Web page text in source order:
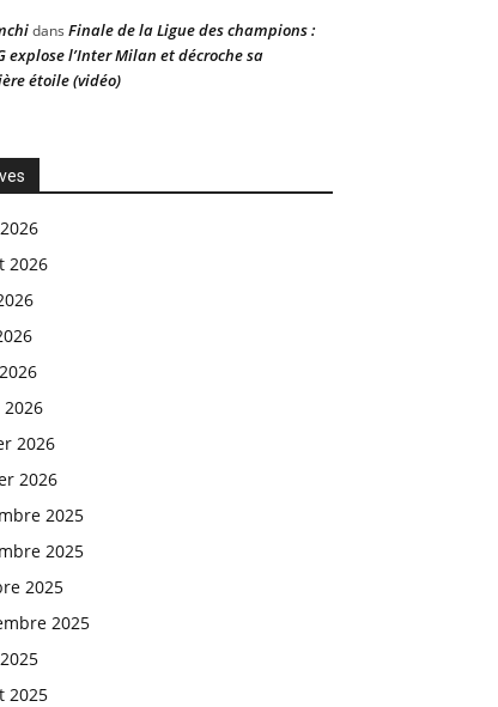
dans Finale de la Ligue des champions :
explose l’Inter Milan et décroche sa
étoile (vidéo)
2026
2026
2026
2025
2025
2025
2025
2025